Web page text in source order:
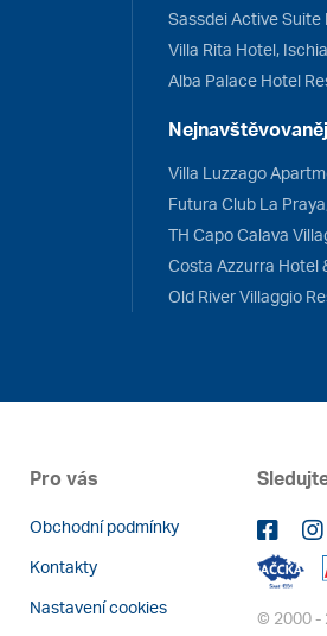
Villa Rita Hotel,
Alba Palace Hotel
Villa Luzzago
Futura Club La
TH Capo Calava
Costa Azzurra Hotel
Old River Villaggio
Pro vás
Obchodní podmínky
Kontakty
Nastavení cookies
© 2000 -